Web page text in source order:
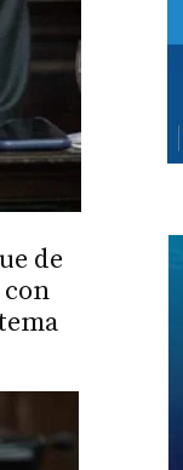
de
con